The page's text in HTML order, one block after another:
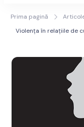
|
Privește
Prima pagină
Violența în relațiile de